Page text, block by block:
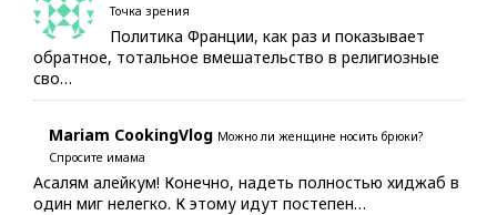
Точка зрения
Политика Франции, как раз и показывает
обратное, тотальное вмешательство в религиозные
сво…
Mariam CookingVlog Можно ли женщине носить брюки?
Спросите имама
Асалям алейкум! Конечно, надеть полностью хиджаб в
один миг нелегко. К этому идут постепен…